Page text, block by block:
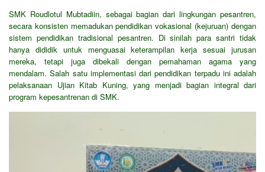
SMK Roudlotul Mubtadiin, sebagai bagian dari lingkungan pesantren,
secara konsisten memadukan pendidikan vokasional (kejuruan) dengan
sistem pendidikan tradisional pesantren. Di sinilah para santri tidak
hanya dididik untuk menguasai keterampilan kerja sesuai jurusan
mereka, tetapi juga dibekali dengan pemahaman agama yang
mendalam. Salah satu implementasi dari pendidikan terpadu ini adalah
pelaksanaan Ujian Kitab Kuning, yang menjadi bagian integral dari
program kepesantrenan di SMK.